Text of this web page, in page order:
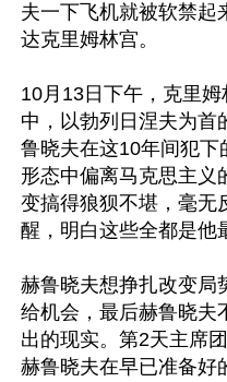
夫一下飞机就被软禁起
达克里姆林宫。
10月13日下午，克里
中，以勃列日涅夫为首
鲁晓夫在这10年间犯
形态中偏离马克思主义
变搞得狼狈不堪，毫无
醒，明白这些全都是他
赫鲁晓夫想挣扎改变局
给机会，最后赫鲁晓夫
出的现实。第2天主席
赫鲁晓夫在早已准备好